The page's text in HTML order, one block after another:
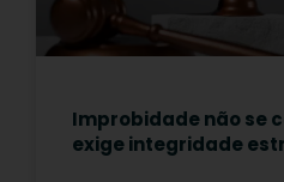
Improbidade não se
exige integridade